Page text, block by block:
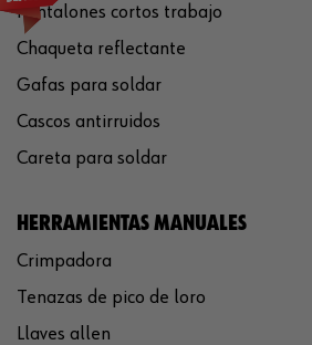
Pantalones cortos trabajo
Chaqueta reflectante
Gafas para soldar
Cascos antirruidos
Careta para soldar
HERRAMIENTAS MANUALES
Crimpadora
Tenazas de pico de loro
Llaves allen